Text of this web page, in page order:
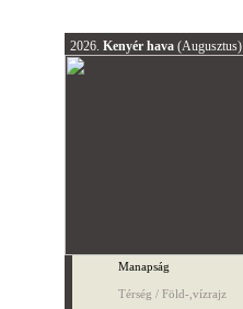
2026. Kenyér hava (Augusztus)
Manapság
Térség / Föld-,vízrajz